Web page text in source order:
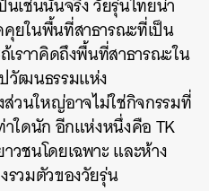
ยในพื้นที่สาธารณะที่เป็น
เราาคิดถึงพื้นที่สาธารณะใน
วัฒนธรรมแห่ง
ส่วนใหญ่อาจไม่ใช่กิจกรรมที่
าใดนัก อีกแห่งหนึ่งคือ TK
วชนโดยเฉพาะ และห้าง
รวมตัวของวัยรุ่น